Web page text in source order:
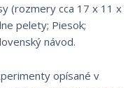
(rozmery cca 17 x 11 x
pelety; Piesok;
návod.
opísané v